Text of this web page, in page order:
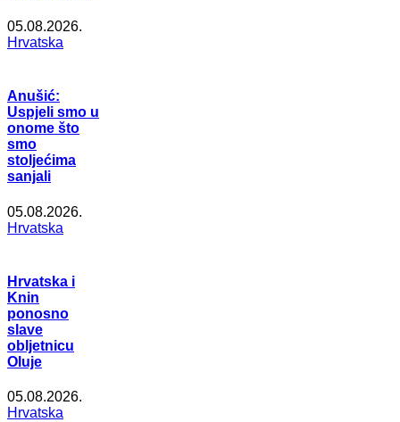
05.08.2026.
Hrvatska
Anušić:
Uspjeli smo u
onome što
smo
stoljećima
sanjali
05.08.2026.
Hrvatska
Hrvatska i
Knin
ponosno
slave
obljetnicu
Oluje
05.08.2026.
Hrvatska